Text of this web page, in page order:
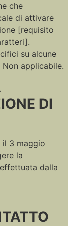
che
di attivare
[requisito
su alcune
applicabile.
DI
il 3 maggio
la
dalla